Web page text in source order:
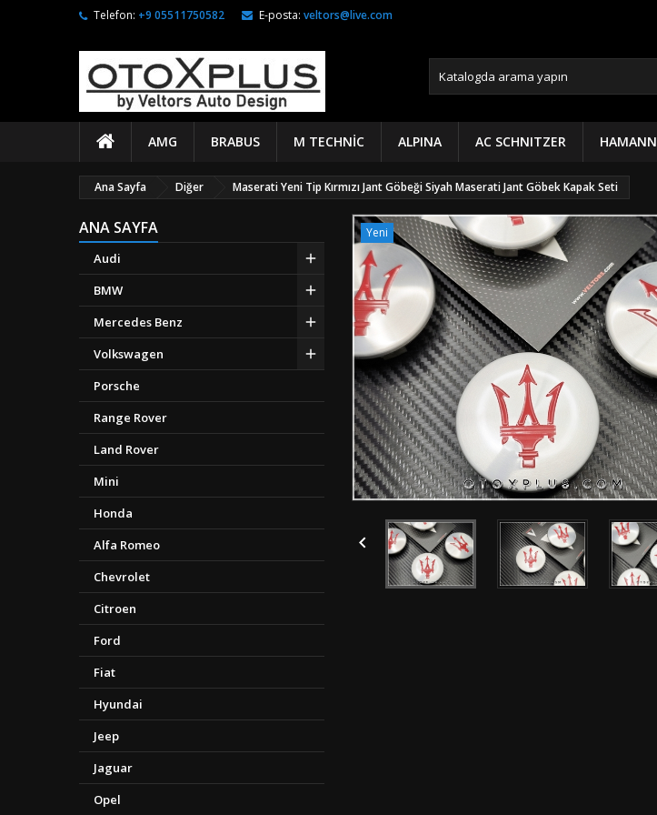
Telefon: +9 05511750582 E-posta: veltors@live.com
AMG BRABUS M TECHNIC ALPINA AC SCHNITZER HAMANN
Ana Sayfa Diğer Maserati Yeni Tip Kırmızı Jant Göbeği Siyah Maserati Jant Göbek Kapak Seti
ANA SAYFA
Audi
BMW
Mercedes Benz
Volkswagen
Porsche
Range Rover
Land Rover
Mini
Honda
Alfa Romeo
Chevrolet
Citroen
Ford
Fiat
Hyundai
Jeep
Jaguar
Opel
Yeni
